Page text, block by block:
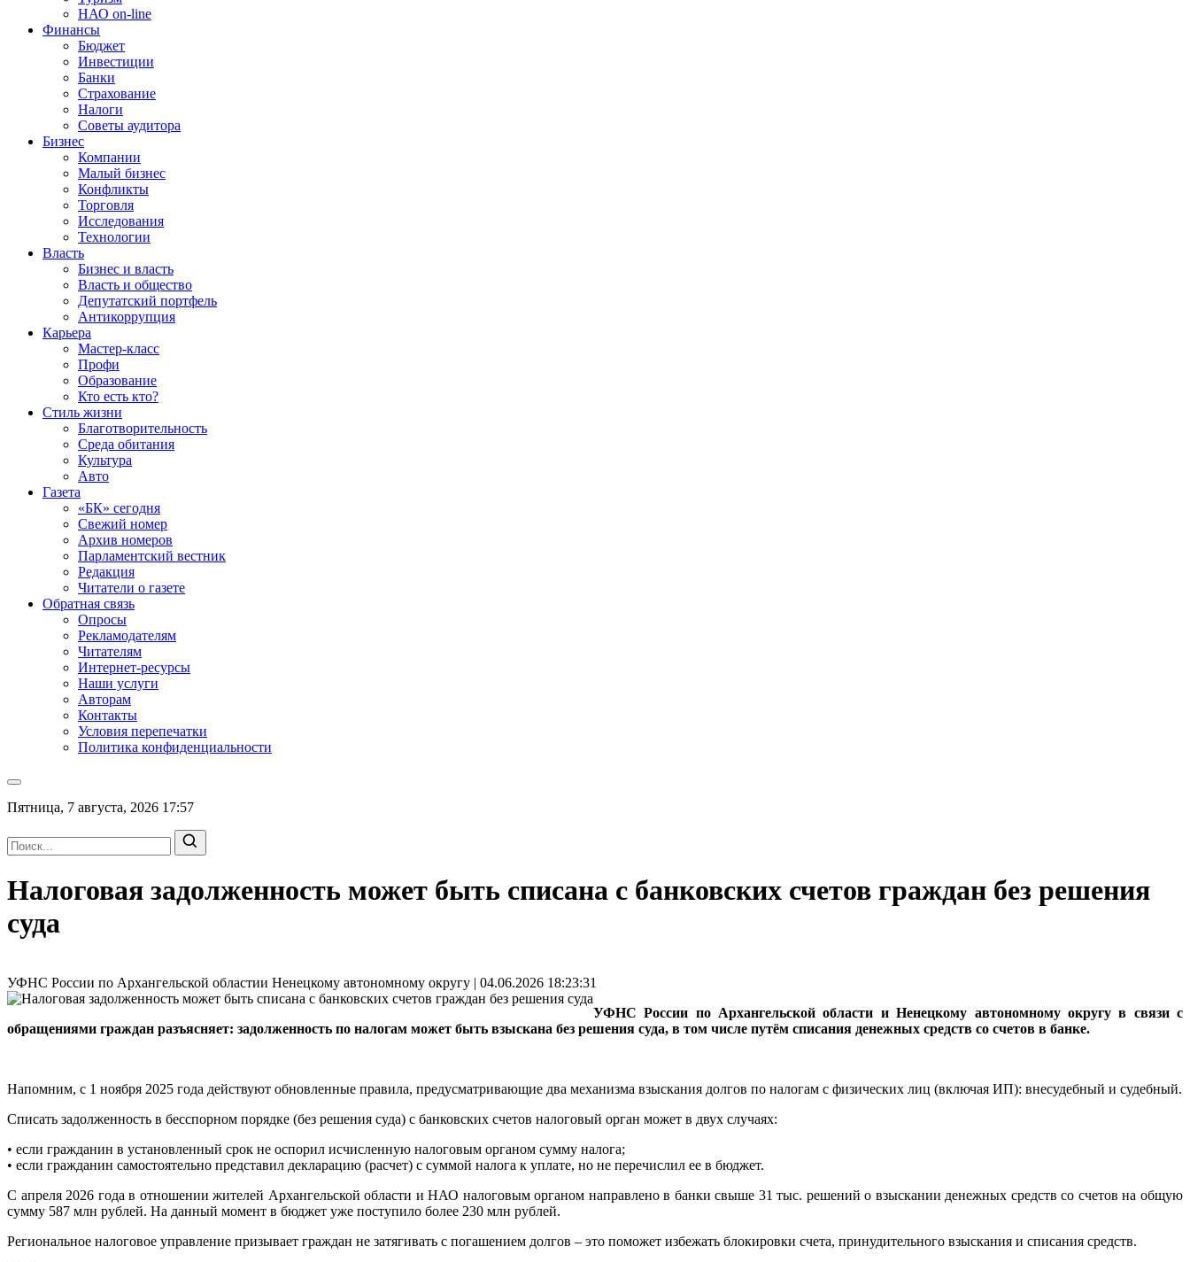
НАО on-line
Финансы
Бюджет
Инвестиции
Банки
Страхование
Налоги
Советы аудитора
Бизнес
Компании
Малый бизнес
Конфликты
Торговля
Исследования
Технологии
Власть
Бизнес и власть
Власть и общество
Депутатский портфель
Антикоррупция
Карьера
Мастер-класс
Профи
Образование
Кто есть кто?
Стиль жизни
Благотворительность
Среда обитания
Культура
Авто
Газета
«БК» сегодня
Свежий номер
Архив номеров
Парламентский вестник
Редакция
Читатели о газете
Обратная связь
Опросы
Рекламодателям
Читателям
Интернет-ресурсы
Наши услуги
Авторам
Контакты
Условия перепечатки
Политика конфиденциальности
Пятница, 7 августа, 2026 17:57
Налоговая задолженность может быть списана с банковских счетов граждан без решения
суда
УФНС России по Архангельской областии Ненецкому автономному округу | 04.06.2026 18:23:31
УФНС России по Архангельской области и Ненецкому автономному округу в связи с
обращениями граждан разъясняет: задолженность по налогам может быть взыскана без решения суда, в том числе путём списания денежных средств со счетов в банке.
Напомним, с 1 ноября 2025 года действуют обновленные правила, предусматривающие два механизма взыскания долгов по налогам с физических лиц (включая ИП): внесудебный и судебный.
Списать задолженность в бесспорном порядке (без решения суда) с банковских счетов налоговый орган может в двух случаях:
• если гражданин в установленный срок не оспорил исчисленную налоговым органом сумму налога;
• если гражданин самостоятельно представил декларацию (расчет) с суммой налога к уплате, но не перечислил ее в бюджет.
С апреля 2026 года в отношении жителей Архангельской области и НАО налоговым органом направлено в банки свыше 31 тыс. решений о взыскании денежных средств со счетов на общую
сумму 587 млн рублей. На данный момент в бюджет уже поступило более 230 млн рублей.
Региональное налоговое управление призывает граждан не затягивать с погашением долгов – это поможет избежать блокировки счета, принудительного взыскания и списания средств.